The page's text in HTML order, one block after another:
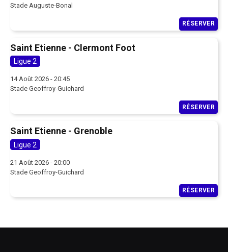
Stade Auguste-Bonal
RÉSERVER
Saint Etienne - Clermont Foot
Ligue 2
14 Août 2026 - 20:45
Stade Geoffroy-Guichard
RÉSERVER
Saint Etienne - Grenoble
Ligue 2
21 Août 2026 - 20:00
Stade Geoffroy-Guichard
RÉSERVER